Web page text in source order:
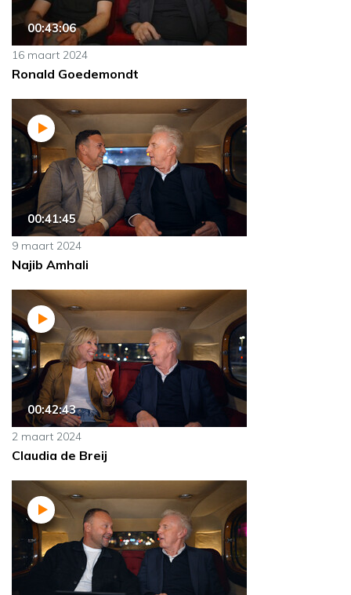
00:43:06
16 maart 2024
Ronald Goedemondt
00:41:45
9 maart 2024
Najib Amhali
00:42:43
2 maart 2024
Claudia de Breij